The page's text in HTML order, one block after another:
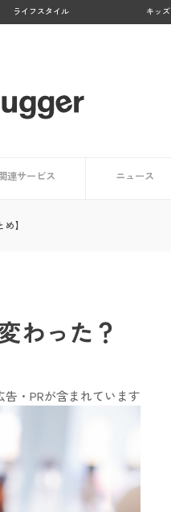
ライフスタイル キッズ
連サービス ニュース
】
わった？
・PRが含まれています